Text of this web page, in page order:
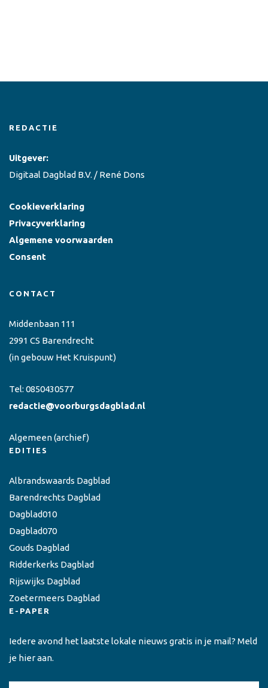
REDACTIE
Uitgever:
Digitaal Dagblad B.V. / René Dons
Cookieverklaring
Privacyverklaring
Algemene voorwaarden
Consent
CONTACT
Middenbaan 111
2991 CS Barendrecht
(in gebouw Het Kruispunt)
Tel: 0850430577
redactie@voorburgsdagblad.nl
Algemeen(archief)
EDITIES
Albrandswaards Dagblad
Barendrechts Dagblad
Dagblad010
Dagblad070
Gouds Dagblad
Ridderkerks Dagblad
Rijswijks Dagblad
Zoetermeers Dagblad
E-PAPER
Iedere avond het laatste lokale nieuws gratis in je mail? Meld
je hier aan.